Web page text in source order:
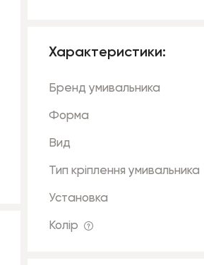
Характеристики:
Бренд умивальника
Форма
Вид
Тип кріплення умивальника
Установка
Колір